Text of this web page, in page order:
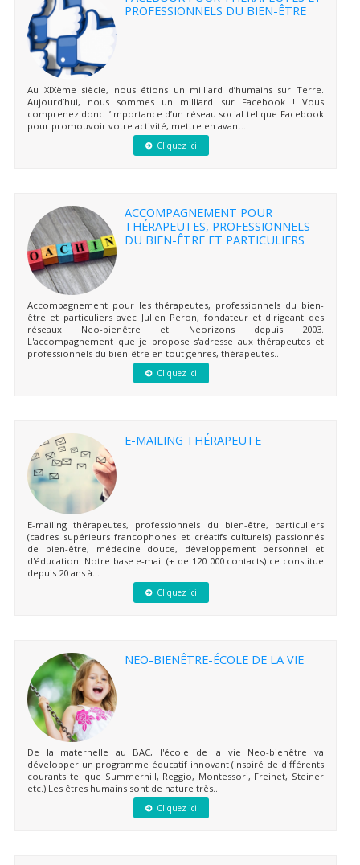
PROFESSIONNELS DU BIEN-ÊTRE
Au XIXème siècle, nous étions un milliard d’humains sur Terre.
Aujourd’hui, nous sommes un milliard sur Facebook ! Vous
comprenez donc l’importance d’un réseau social tel que Facebook
pour promouvoir votre activité, mettre en avant...
Cliquez ici
ACCOMPAGNEMENT POUR
THÉRAPEUTES, PROFESSIONNELS
DU BIEN-ÊTRE ET PARTICULIERS
Accompagnement pour les thérapeutes, professionnels du bien-
être et particuliers avec Julien Peron, fondateur et dirigeant des
réseaux Neo-bienêtre et Neorizons depuis 2003.
L'accompagnement que je propose s'adresse aux thérapeutes et
professionnels du bien-être en tout genres, thérapeutes...
Cliquez ici
E-MAILING THÉRAPEUTE
E-mailing thérapeutes, professionnels du bien-être, particuliers
(cadres supérieurs francophones et créatifs culturels) passionnés
de bien-être, médecine douce, développement personnel et
d'éducation. Notre base e-mail (+ de 120 000 contacts) ce constitue
depuis 20 ans à...
Cliquez ici
NEO-BIENÊTRE-ÉCOLE DE LA VIE
De la maternelle au BAC, l'école de la vie Neo-bienêtre va
développer un programme éducatif innovant (inspiré de différents
courants tel que Summerhill, Reggio, Montessori, Freinet, Steiner
etc.) Les êtres humains sont de nature très...
Cliquez ici